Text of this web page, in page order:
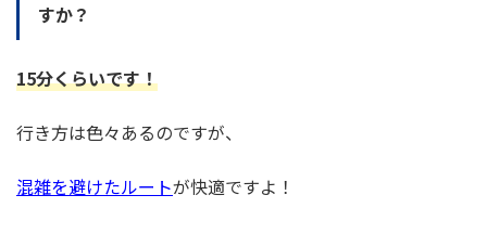
すか？
15分くらいです！
行き方は色々あるのですが、
混雑を避けたルートが快適ですよ！